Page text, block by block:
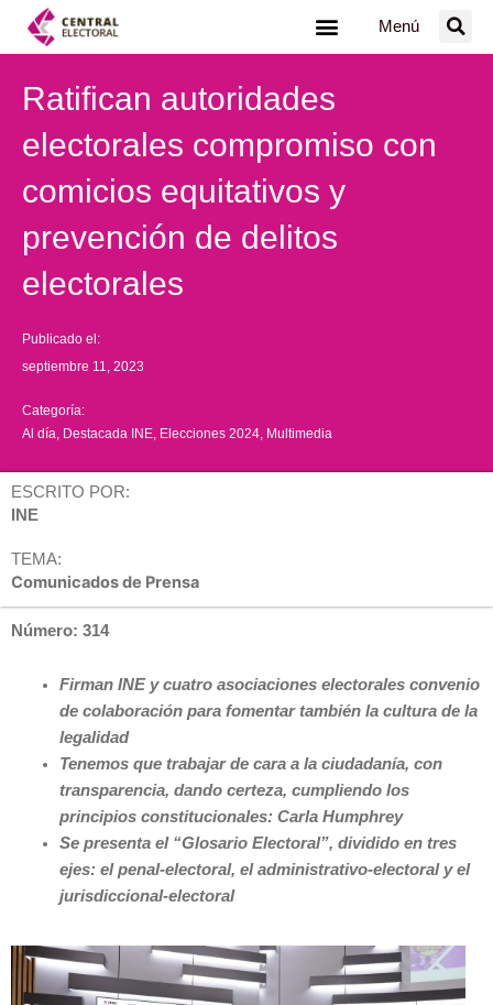
Menú
Ratifican autoridades
electorales compromiso con
comicios equitativos y
prevención de delitos
electorales
Publicado el:
septiembre 11, 2023
Categoría:
Al día Destacada INE Elecciones 2024 Multimedia
ESCRITO POR:
INE
TEMA:
Comunicados de Prensa
Número: 314
Firman INE y cuatro asociaciones electorales convenio
de colaboración para fomentar también la cultura de la
legalidad
Tenemos que trabajar de cara a la ciudadanía, con
transparencia, dando certeza, cumpliendo los
principios constitucionales: Carla Humphrey
Se presenta el “Glosario Electoral”, dividido en tres
ejes: el penal-electoral, el administrativo-electoral y el
jurisdiccional-electoral